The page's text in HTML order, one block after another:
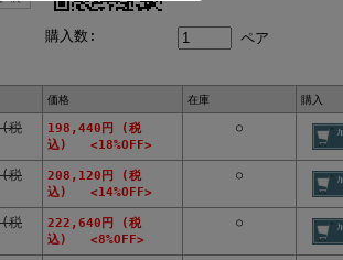
購入数: ペア
価格 在庫 購入
税
198,440円 (税
込) <18%OFF>
○
税
208,120円 (税
込) <14%OFF>
○
税
222,640円 (税
込) <8%OFF>
○